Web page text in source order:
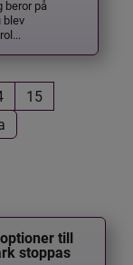
beror på
blev
15
till
stoppas